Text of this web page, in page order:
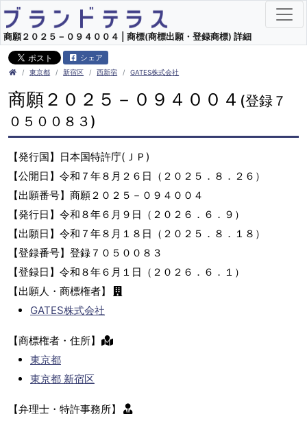
商願２０２５－０９４００４ | 商標(商標出願・登録商標) 詳細
シェア
東京都 新宿区 西新宿 GATES株式会社
商願２０２５－０９４００４ (登録７
０５００８３)
【発行国】日本国特許庁(ＪＰ)
【公開日】令和７年８月２６日（２０２５．８．２６）
【出願番号】商願２０２５－０９４００４
【発行日】令和８年６月９日（２０２６．６．９）
【出願日】令和７年８月１８日（２０２５．８．１８）
【登録番号】登録７０５００８３
【登録日】令和８年６月１日（２０２６．６．１）
【出願人・商標権者】
GATES株式会社
【商標権者・住所】
東京都
東京都 新宿区
【弁理士・特許事務所】